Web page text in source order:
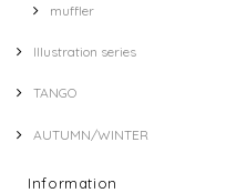
muffler
Illustration series
TANGO
AUTUMN/WINTER
Information